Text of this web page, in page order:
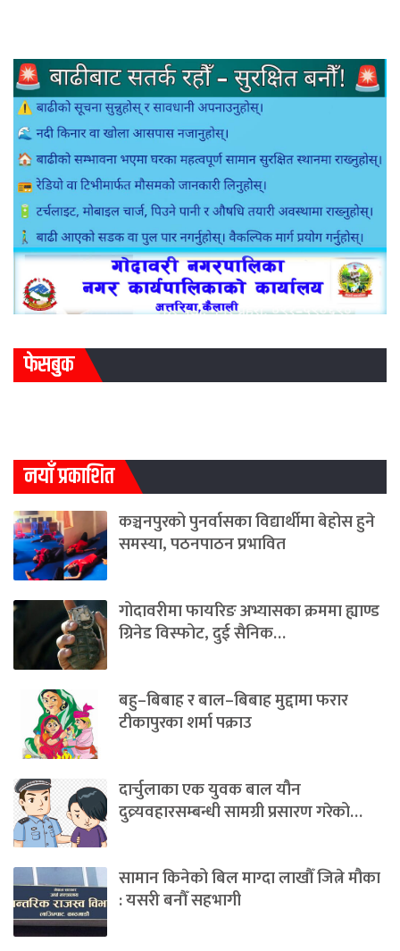
फेसबुक
नयाँ प्रकाशित
कञ्चनपुरको पुनर्वासका विद्यार्थीमा बेहोस हुने
समस्या, पठनपाठन प्रभावित
गोदावरीमा फायरिङ अभ्यासका क्रममा ह्याण्ड
ग्रिनेड विस्फोट, दुई सैनिक…
बहु–बिबाह र बाल–बिबाह मुद्दामा फरार
टीकापुरका शर्मा पक्राउ
दार्चुलाका एक युवक बाल यौन
दुव्र्यवहारसम्बन्धी सामग्री प्रसारण गरेको…
सामान किनेको बिल माग्दा लाखौँ जित्ने मौका
: यसरी बनौँ सहभागी